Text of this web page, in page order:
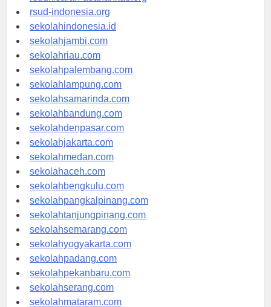
rsudkisaran-asahankab.org
rsud-indonesia.org
sekolahindonesia.id
sekolahjambi.com
sekolahriau.com
sekolahpalembang.com
sekolahlampung.com
sekolahsamarinda.com
sekolahbandung.com
sekolahdenpasar.com
sekolahjakarta.com
sekolahmedan.com
sekolahaceh.com
sekolahbengkulu.com
sekolahpangkalpinang.com
sekolahtanjungpinang.com
sekolahsemarang.com
sekolahyogyakarta.com
sekolahpadang.com
sekolahpekanbaru.com
sekolahserang.com